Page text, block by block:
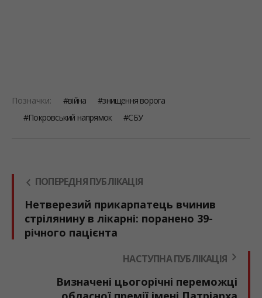
Позначки: війна
знищення ворога
Покровський напрямок
СБУ
ПОПЕРЕДНЯ ПУБЛІКАЦІЯ
Нетверезий прикарпатець вчинив
стрілянину в лікарні: поранено 39-
річного пацієнта
НАСТУПНА ПУБЛІКАЦІЯ
Визначені цьогорічні переможці